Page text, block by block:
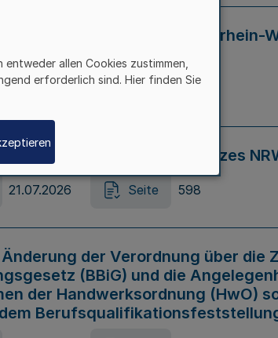
von Diskriminierung in Nordrhein-
– LADG NRW)
21.07.2026 Seite 595
Online-Casinospiel Gesetzes
21.07.2026 Seite 598
der Verordnung über die
(BBiG) und die
der Handwerksordnung (HwO)
allen Cookies zustimmen,
erforderlich sind. Hier finden Sie